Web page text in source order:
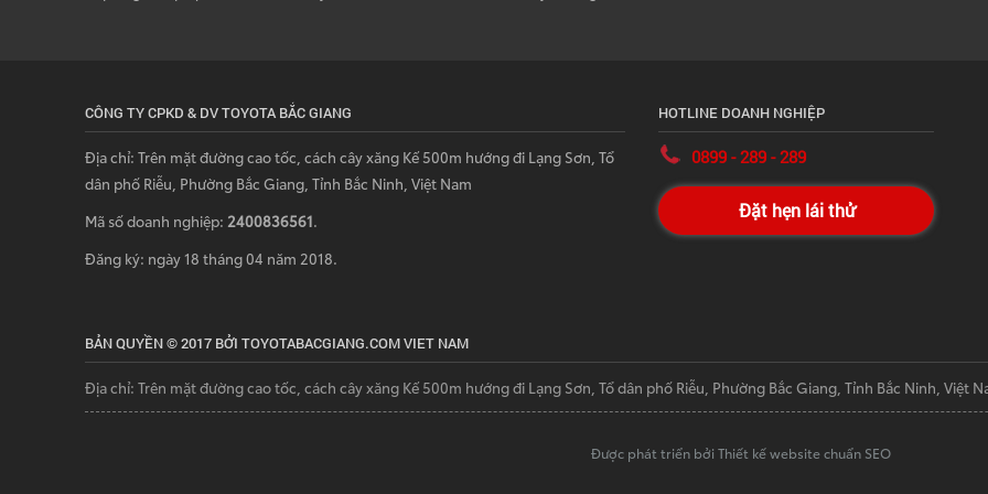
CÔNG TY CPKD & DV TOYOTA BẮC GIANG
Địa chỉ: Trên mặt đường cao tốc, cách cây xăng Kế 500m hướng đi Lạng Sơn, Tổ
dân phố Riễu, Phường Bắc Giang, Tỉnh Bắc Ninh, Việt Nam
Mã số doanh nghiệp: 2400836561.
Đăng ký: ngày 18 tháng 04 năm 2018.
HOTLINE DOANH NGHIỆP
0899 - 289 - 289
Đặt hẹn lái thử
BẢN QUYỀN © 2017 BỞI TOYOTABACGIANG.COM VIET NAM
Địa chỉ: Trên mặt đường cao tốc, cách cây xăng Kế 500m hướng đi Lạng Sơn, Tổ dân phố Riễu, Phường Bắc Giang, Tỉnh Bắc Ninh, Việt
Được phát triển bởi Thiết kế website chuẩn SEO